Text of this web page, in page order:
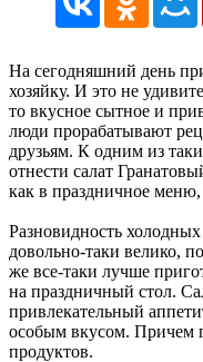
На сегодняшний день
хозяйку. И это не
то вкусное сытное и
люди прорабатывают
друзьям. К одним из
отнести салат
как в праздничное
Разновидность
довольно-таки велико,
же все-таки лучше
на праздничный стол.
привлекательный
особым вкусом. Причем
продуктов.